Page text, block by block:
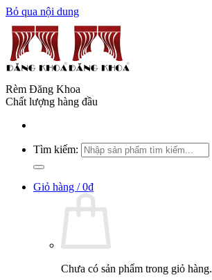
Bỏ qua nội dung
Rèm Đăng Khoa
Chất lượng hàng đầu
Tìm kiếm:
Giỏ hàng /0₫
Chưa có sản phẩm trong giỏ hàng.